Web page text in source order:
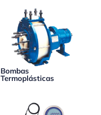
Bombas
Termoplásticas